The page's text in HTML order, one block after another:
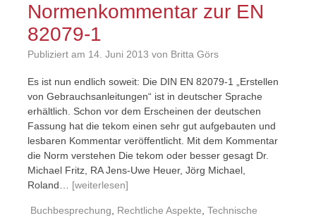
Normenkommentar zur EN
82079-1
Publiziert am 14. Juni 2013 von Britta Görs
Es ist nun endlich soweit: Die DIN EN 82079-1 „Erstellen
von Gebrauchsanleitungen“ ist in deutscher Sprache
erhältlich. Schon vor dem Erscheinen der deutschen
Fassung hat die tekom einen sehr gut aufgebauten und
lesbaren Kommentar veröffentlicht. Mit dem Kommentar
die Norm verstehen Die tekom oder besser gesagt Dr.
Michael Fritz, RA Jens-Uwe Heuer, Jörg Michael,
Roland… [weiterlesen]
Buchbesprechung Rechtliche Aspekte Technische